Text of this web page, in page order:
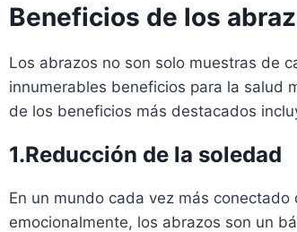
Beneficios de los
Los abrazos no son solo muestras de
innumerables beneficios para la salud
de los beneficios más destacados
1.Reducción de la soledad
En un mundo cada vez más
emocionalmente, los abrazos son un